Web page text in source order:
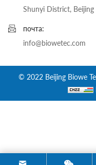
Shunyi District,
почта:
info@biowetec.com
© 2022 Beijing Biowe